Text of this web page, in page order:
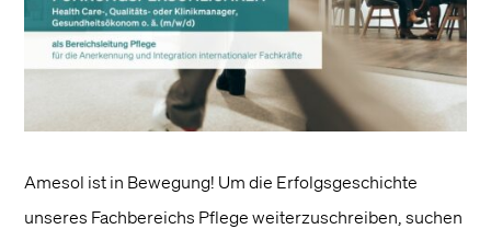
Amesol ist in Bewegung! Um die Erfolgsgeschichte
unseres Fachbereichs Pflege weiterzuschreiben, suchen